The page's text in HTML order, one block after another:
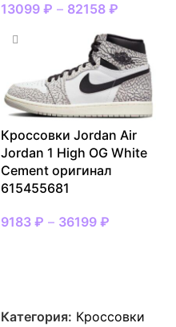
13099 ₽ – 82158 ₽
Кроссовки Jordan Air
Jordan 1 High OG White
Cement оригинал
615455681
9183 ₽ – 36199 ₽
Категория: Кроссовки